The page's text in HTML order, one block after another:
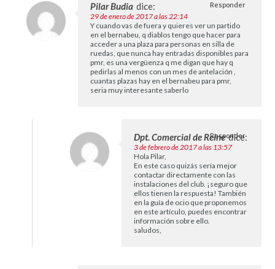
Pilar Budia dice:
29 de enero de 2017 a las 22:14
Y cuando vas de fuera y quieres ver un partido
en el bernabeu, q diablos tengo que hacer para
acceder a una plaza para personas en silla de
ruedas, que nunca hay entradas disponibles para
pmr, es una vergüenza q me digan que hay q
pedirlas al menos con un mes de antelación ,
cuantas plazas hay en el bernabeu para pmr,
seria muy interesante saberlo
Responder
Dpt. Comercial de Reine dice:
3 de febrero de 2017 a las 13:57
Hola Pilar,
En este caso quizás sería mejor
contactar directamente con las
instalaciones del club. ¡seguro que
ellos tienen la respuesta! También
en la guía de ocio que proponemos
en este artículo, puedes encontrar
información sobre ello.
saludos,
Responder